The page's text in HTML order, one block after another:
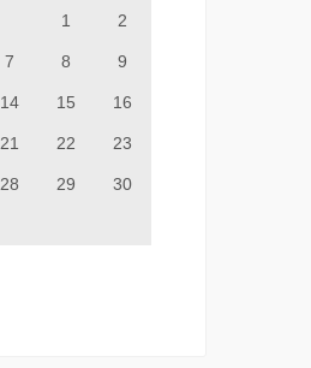
1 2
7 8 9
14 15 16
21 22 23
28 29 30